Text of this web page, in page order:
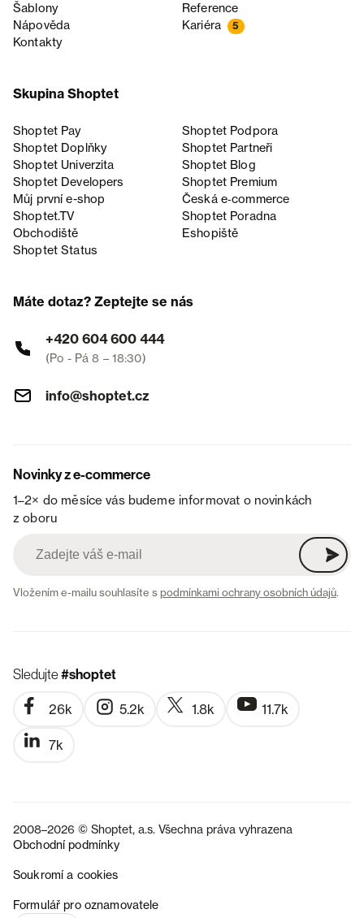
Šablony
Reference
Nápověda
Kariéra 5
Kontakty
Skupina Shoptet
Shoptet Pay
Shoptet Podpora
Shoptet Doplňky
Shoptet Partneři
Shoptet Univerzita
Shoptet Blog
Shoptet Developers
Shoptet Premium
Můj první e-shop
Česká e‑commerce
Shoptet.TV
Shoptet Poradna
Obchodiště
Eshopiště
Shoptet Status
Máte dotaz? Zeptejte se nás
+420 604 600 444
(Po - Pá 8 – 18:30)
info@shoptet.cz
Novinky z e-commerce
1–2× do měsíce vás budeme informovat o novinkách
z oboru
Vložením e-mailu souhlasíte spodmínkami ochrany osobních údajů.
Sledujte#shoptet
26k 5.2k 1.8k 11.7k
7k
2008–2026 © Shoptet, a.s. Všechna práva vyhrazena
Obchodní podmínky
Soukromí a cookies
Formulář pro oznamovatele